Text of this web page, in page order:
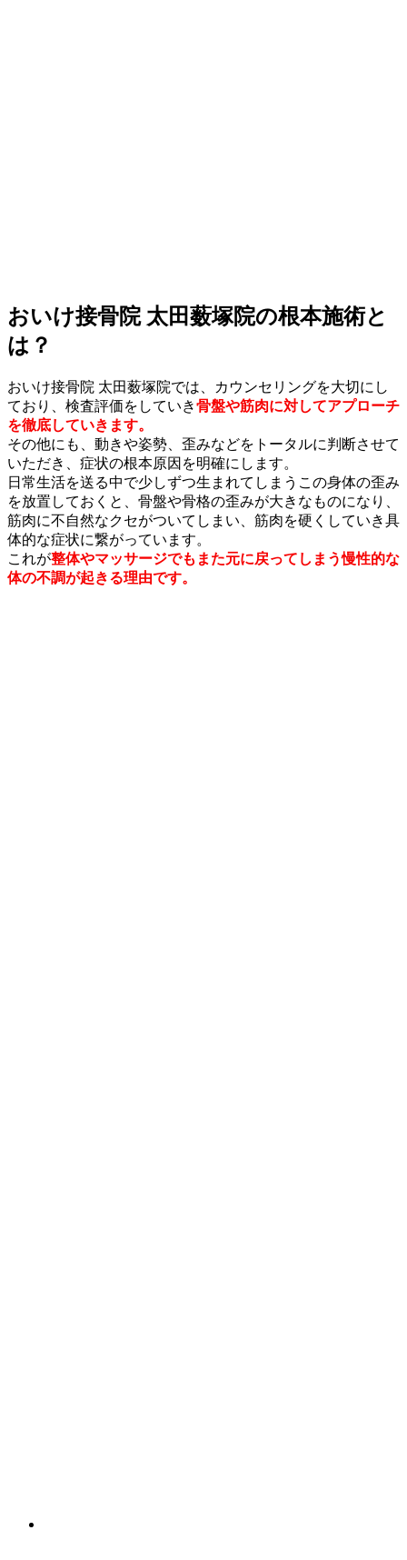
おいけ接骨院 太田薮塚院の根本施術と
は？
おいけ接骨院 太田薮塚院では、カウンセリングを大切にし
ており、検査評価をしていき骨盤や筋肉に対してアプローチ
を徹底していきます。
その他にも、動きや姿勢、歪みなどをトータルに判断させて
いただき、症状の根本原因を明確にします。
日常生活を送る中で少しずつ生まれてしまうこの身体の歪み
を放置しておくと、骨盤や骨格の歪みが大きなものになり、
筋肉に不自然なクセがついてしまい、筋肉を硬くしていき具
体的な症状に繋がっています。
これが整体やマッサージでもまた元に戻ってしまう慢性的な
体の不調が起きる理由です。